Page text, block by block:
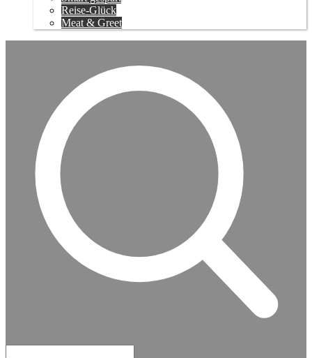
Reise-Glück
Meat & Greet